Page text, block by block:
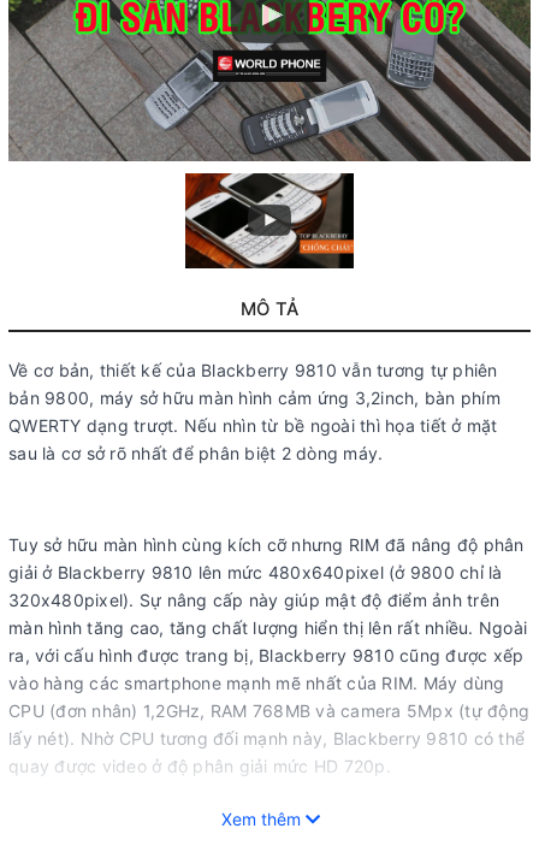
MÔ TẢ
Về cơ bản, thiết kế của Blackberry 9810 vẫn tương tự phiên
bản 9800, máy sở hữu màn hình cảm ứng 3,2inch, bàn phím
QWERTY dạng trượt. Nếu nhìn từ bề ngoài thì họa tiết ở mặt
sau là cơ sở rõ nhất để phân biệt 2 dòng máy.
Tuy sở hữu màn hình cùng kích cỡ nhưng RIM đã nâng độ phân
giải ở Blackberry 9810 lên mức 480x640pixel (ở 9800 chỉ là
320x480pixel). Sự nâng cấp này giúp mật độ điểm ảnh trên
màn hình tăng cao, tăng chất lượng hiển thị lên rất nhiều. Ngoài
ra, với cấu hình được trang bị, Blackberry 9810 cũng được xếp
vào hàng các smartphone mạnh mẽ nhất của RIM. Máy dùng
CPU (đơn nhân) 1,2GHz, RAM 768MB và camera 5Mpx (tự động
lấy nét). Nhờ CPU tương đối mạnh này, Blackberry 9810 có thể
quay được video ở độ phân giải mức HD 720p.
Hiện tại, các dòng máy Blackberry 9810 được bán ở Việt Nam
Xem thêm